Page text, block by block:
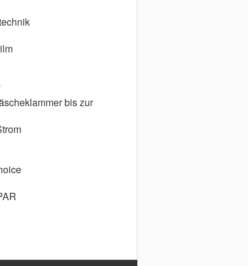
bis zur